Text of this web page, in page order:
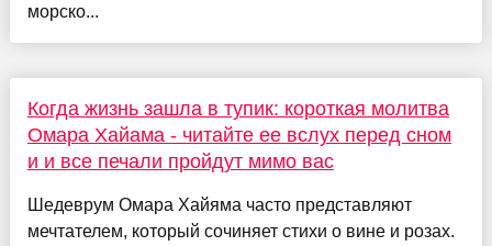
морско...
Когда жизнь зашла в тупик: короткая молитва
Омара Хайама - читайте ее вслух перед сном
и и все печали пройдут мимо вас
Шедеврум Омара Хайяма часто представляют
мечтателем, который сочиняет стихи о вине и розах.